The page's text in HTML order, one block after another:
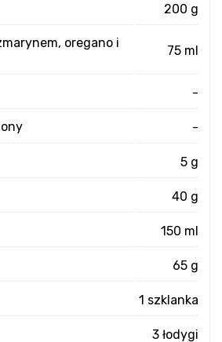
200 g
oregano i
75 ml
-
-
5 g
40 g
150 ml
65 g
1 szklanka
3 łodygi